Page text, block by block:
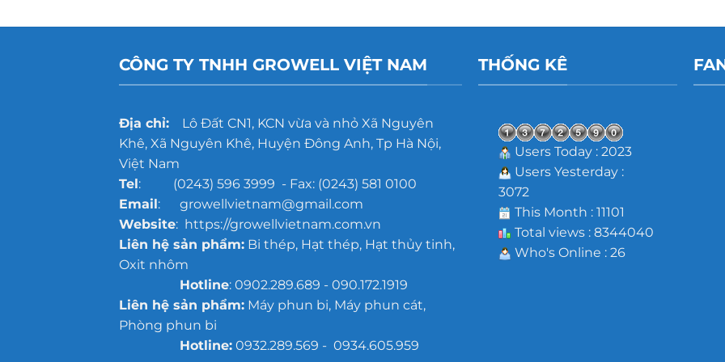
CÔNG TY TNHH GROWELL VIỆT NAM
Địa chỉ:Lô Đất CN1, KCN vừa và nhỏ Xã Nguyên
Khê, Xã Nguyên Khê, Huyện Đông Anh, Tp Hà Nội,
Việt Nam
Tel: (0243) 596 3999 - Fax: (0243) 581 0100
Email: growellvietnam@gmail.com
Website: https://growellvietnam.com.vn
Liên hệ sản phẩm:Bi thép, Hạt thép, Hạt thủy tinh,
Oxit nhôm
Hotline: 0902.289.689 - 090.172.1919
Liên hệ sản phẩm:Máy phun bi, Máy phun cát,
Phòng phun bi
Hotline:0932.289.569 - 0934.605.959
THỐNG KÊ
Users Today : 2023
Users Yesterday :
3072
This Month : 11101
Total views : 8344040
Who's Online : 26